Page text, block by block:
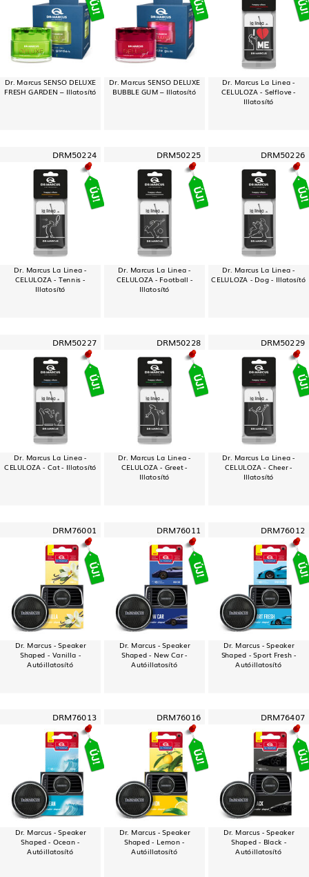
Dr. Marcus SENSO DELUXE
FRESH GARDEN – Illatosító
Dr. Marcus SENSO DELUXE
BUBBLE GUM – Illatosító
Dr. Marcus La Linea -
CELULOZA - Selflove -
Illatosító
DRM50224
Dr. Marcus La Linea -
CELULOZA - Tennis -
Illatosító
DRM50225
Dr. Marcus La Linea -
CELULOZA - Football -
Illatosító
DRM50226
Dr. Marcus La Linea -
CELULOZA - Dog - Illatosító
DRM50227
Dr. Marcus La Linea -
CELULOZA - Cat - Illatosító
DRM50228
Dr. Marcus La Linea -
CELULOZA - Greet -
Illatosító
DRM50229
Dr. Marcus La Linea -
CELULOZA - Cheer -
Illatosító
DRM76001
Dr. Marcus - Speaker
Shaped - Vanilla -
Autóillatosító
DRM76011
Dr. Marcus - Speaker
Shaped - New Car -
Autóillatosító
DRM76012
Dr. Marcus - Speaker
Shaped - Sport Fresh -
Autóillatosító
DRM76013
Dr. Marcus - Speaker
Shaped - Ocean -
Autóillatosító
DRM76016
Dr. Marcus - Speaker
Shaped - Lemon -
Autóillatosító
DRM76407
Dr. Marcus - Speaker
Shaped - Black -
Autóillatosító